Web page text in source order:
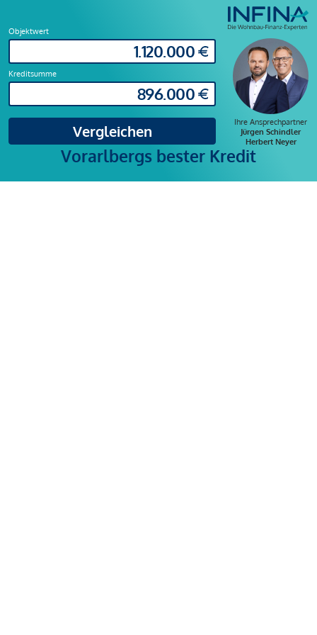
Objektwert
Kreditsumme
Vergleichen
Ihre Ansprechpartner
Jürgen Schindler
Herbert Neyer
Vorarlbergs bester Kredit